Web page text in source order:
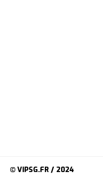
© VIPSG.FR / 2024